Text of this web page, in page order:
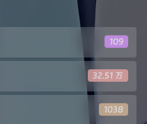
109
32.51 万
1038